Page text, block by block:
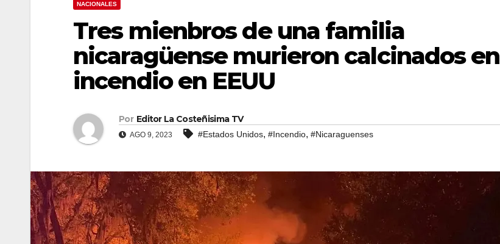
NACIONALES
Tres mienbros de una familia
nicaragüense murieron calcinados en
incendio en EEUU
Por Editor La Costeñisima TV
AGO 9, 2023 #Estados Unidos, #Incendio, #Nicaraguenses